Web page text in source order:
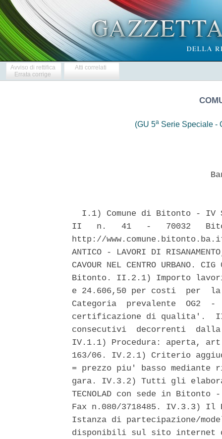
Avviso di rettifica
Errata corrige
Atti correlati
(GU 5a Serie Speciale -
I.1) Comune di Bitonto - IV
II   n.   41   -   70032
http://
ANTICO - LAVORI DI
CAVOUR NEL CENTRO
Bitonto. II.2.1) Importo
e 24.606,50 per costi  per
Categoria  prevalente
certificazione di qualita'.
consecutivi  decorrenti
IV.1.1) Procedura: aperta,
163/06. IV.2.1) Criterio
= prezzo piu' basso
gara. IV.3.2) Tutti gli
TECNOLAD con sede in
Fax n.080/3718485. IV.3.3)
Istanza di partecipazione/
disponibili sul sito internet